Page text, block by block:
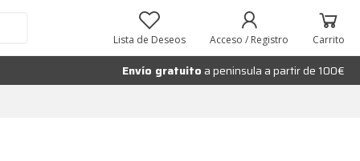
Lista de Deseos Acceso / Registro Carrito
Envío gratuito a peninsula a partir de 100€
Añadir al carrito